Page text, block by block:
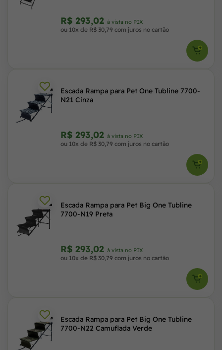
R$ 293,02 à vista no PIX
ou 10x de R$ 30,79 com juros no cartão
Escada Rampa para Pet One Tubline 7700-
N21 Cinza
R$ 293,02 à vista no PIX
ou 10x de R$ 30,79 com juros no cartão
Escada Rampa para Pet Big One Tubline
7700-N19 Preta
R$ 293,02 à vista no PIX
ou 10x de R$ 30,79 com juros no cartão
Escada Rampa para Pet Big One Tubline
7700-N22 Camuflada Verde